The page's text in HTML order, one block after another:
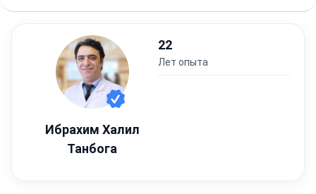
Ибрахим Халил
Танбога
22
лет опыта